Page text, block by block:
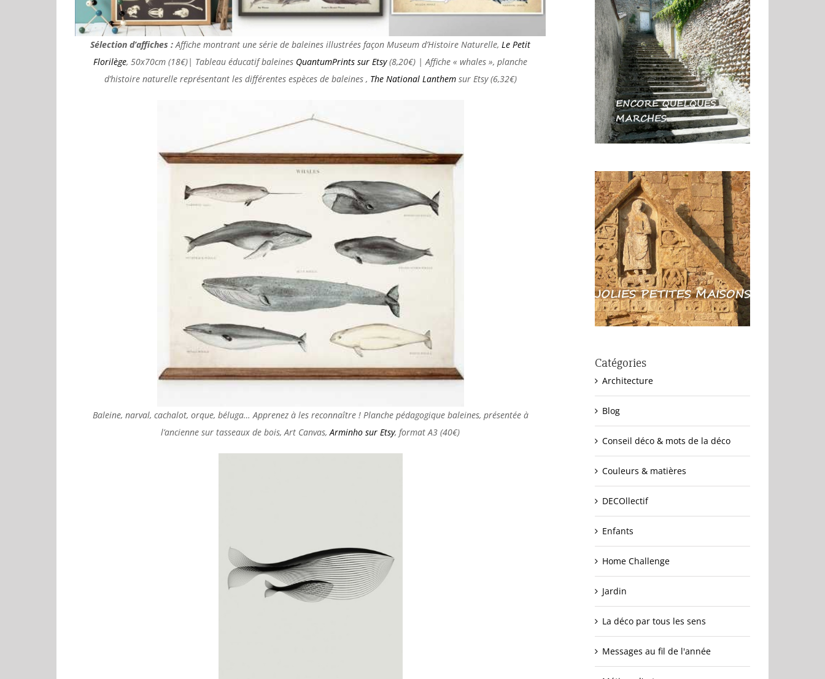
Sélection d’affiches :Affiche montrant une série de baleines illustrées façon Museum d’Histoire Naturelle, Le Petit
Florilège, 50x70cm (18€)| Tableau éducatif baleines QuantumPrints sur Etsy(8,20€) | Affiche « whales », planche
d’histoire naturelle représentant les différentes espèces de baleines , The National Lanthemsur Etsy (6,32€)
Baleine, narval, cachalot, orque, béluga… Apprenez à les reconnaître ! Planche pédagogique baleines, présentée à
l’ancienne sur tasseaux de bois, Art Canvas,Arminho sur Etsy, format A3 (40€)
Catégories
Architecture
Blog
Conseil déco & mots de la déco
Couleurs & matières
DECOllectif
Enfants
Home Challenge
Jardin
La déco par tous les sens
Messages au fil de l'année